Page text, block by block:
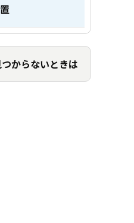
からないときは